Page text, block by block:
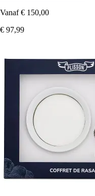
Vanaf € 150,00
€ 97,99